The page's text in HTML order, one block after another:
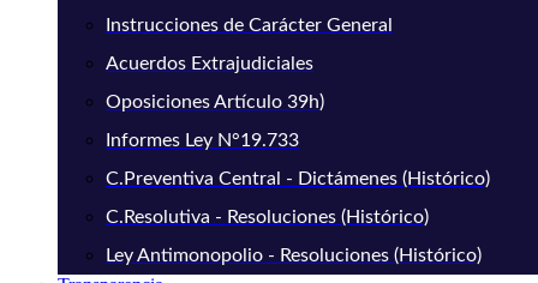
Instrucciones de Carácter General
Acuerdos Extrajudiciales
Oposiciones Artículo 39h)
Informes Ley N°19.733
C.Preventiva Central - Dictámenes (Histórico)
C.Resolutiva - Resoluciones (Histórico)
Ley Antimonopolio - Resoluciones (Histórico)